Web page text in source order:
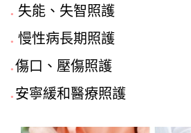
● 失能、失智照護
● 慢性病長期照護
● 傷口、壓傷照護
● 安寧緩和醫療照護